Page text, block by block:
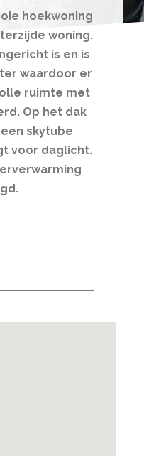
hoekwoning
woning.
is en is
waardoor er
ruimte met
Op het dak
skytube
voor daglicht.